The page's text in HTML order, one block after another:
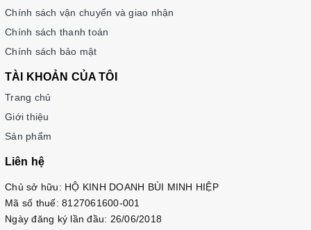
Chính sách vận chuyển và giao nhận
Chính sách thanh toán
Chính sách bảo mật
TÀI KHOẢN CỦA TÔI
Trang chủ
Giới thiệu
Sản phẩm
Liên hệ
Chủ sở hữu: HỘ KINH DOANH BÙI MINH HIỆP
Mã số thuế: 8127061600-001
Ngày đăng ký lần đầu: 26/06/2018